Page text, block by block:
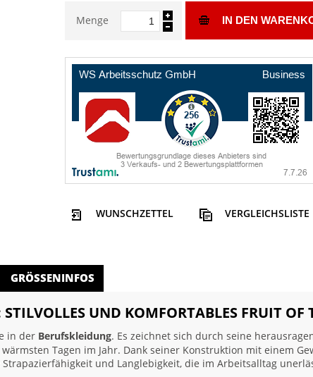
Menge IN DEN
WUNSCHZETTEL VERGLEICHSLISTE
GRÖSSENINFOS
UND KOMFORTABLES FRUIT
in der Berufskleidung. Es zeichnet sich durch seine
Tagen im Jahr. Dank seiner Konstruktion mit einem
und Langlebigkeit, die im Arbeitsalltag